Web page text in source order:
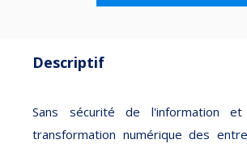
Descriptif
Sans sécurité de l'information
transformation numérique des